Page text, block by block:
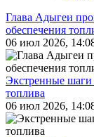
Глава Адыгеи
обеспечения
06 июл 2026,
Экстренные шаги
топлива
06 июл 2026,